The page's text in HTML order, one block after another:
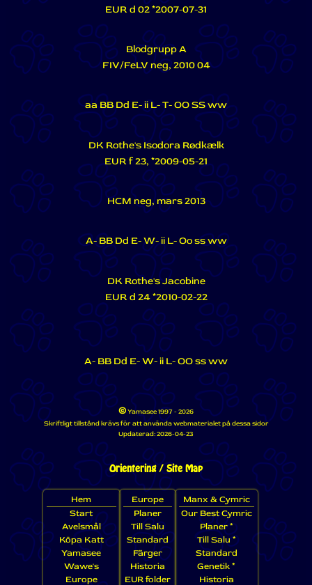
EUR d 02 *2007-07-31
Blodgrupp A
FIV/FeLV neg, 2010 04
aa BB Dd E- ii L- T- OO SS ww
DK Rothe's Isodora Rødkælk
EUR f 23, *2009-05-21
HCM neg, mars 2013
A- BB Dd E- W- ii L- Oo ss ww
DK Rothe's Jacobine
EUR d 24 *2010-02-22
A- BB Dd E- W- ii L- OO ss ww
©Yamasee 1997 - 2026
Skriftligt tillstånd krävs för att använda webmaterialet på dessa sidor
Updaterad:2026-04-23
Orientering / Site Map
Hem
Start
Avelsmål
Köpa Katt
Yamasee
Wawe's
Europe
Europe
Planer
Till Salu
Standard
Färger
Historia
EUR folder
Manx & Cymric
Our Best Cymric
Planer *
Till Salu *
Standard
Genetik *
Historia